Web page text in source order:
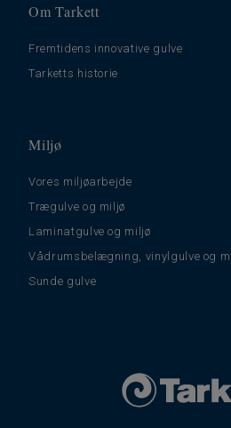
Om Tarkett
Fremtidens innovative gulve
Tarketts historie
Miljø
Vores miljøarbejde
Trægulve og miljø
Laminatgulve og miljø
Vådrumsbelægning, vinylgulve og
Sunde gulve